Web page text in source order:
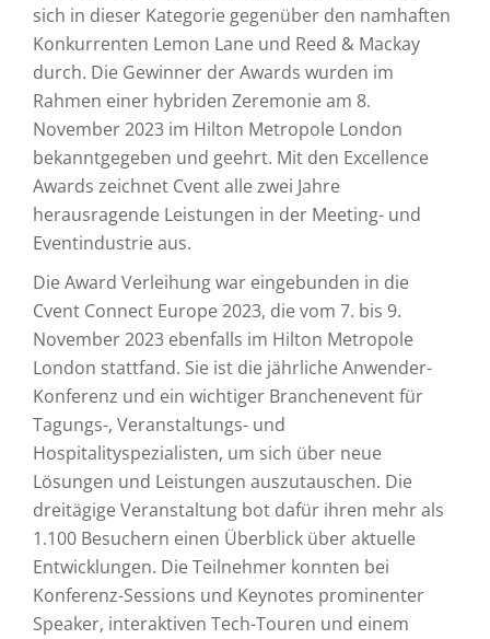
sich in dieser Kategorie gegenüber den namhaften
Konkurrenten Lemon Lane und Reed & Mackay
durch. Die Gewinner der Awards wurden im
Rahmen einer hybriden Zeremonie am 8.
November 2023 im Hilton Metropole London
bekanntgegeben und geehrt. Mit den Excellence
Awards zeichnet Cvent alle zwei Jahre
herausragende Leistungen in der Meeting- und
Eventindustrie aus.
Die Award Verleihung war eingebunden in die
Cvent Connect Europe 2023, die vom 7. bis 9.
November 2023 ebenfalls im Hilton Metropole
London stattfand. Sie ist die jährliche Anwender-
Konferenz und ein wichtiger Branchenevent für
Tagungs-, Veranstaltungs- und
Hospitalityspezialisten, um sich über neue
Lösungen und Leistungen auszutauschen. Die
dreitägige Veranstaltung bot dafür ihren mehr als
1.100 Besuchern einen Überblick über aktuelle
Entwicklungen. Die Teilnehmer konnten bei
Konferenz-Sessions und Keynotes prominenter
Speaker, interaktiven Tech-Touren und einem